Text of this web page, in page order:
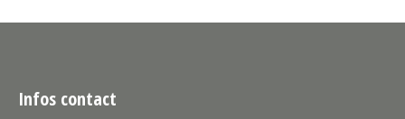
Infos contact